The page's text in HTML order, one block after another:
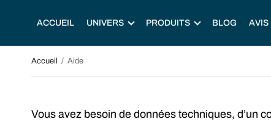
ACCUEIL UNIVERS PRODUITS BLOG AVIS
Accueil Aide
Vous avez besoin de données techniques, d’un